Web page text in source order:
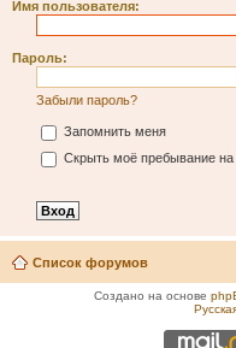
Имя пользователя:
Пароль:
Забыли пароль?
Запомнить меня
Скрыть моё пребывание на
Список форумов
Создано на основе